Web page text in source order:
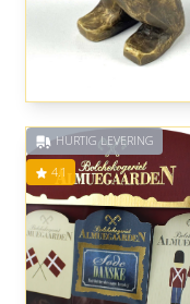
HURTIG LEVERING
4.1